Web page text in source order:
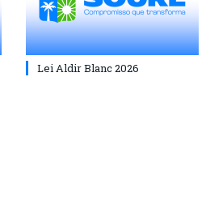
Lei Aldir Blanc 2026